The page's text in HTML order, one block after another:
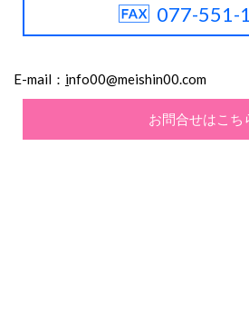
077-551-
E-mail： info00@meishin00.com
お問合せはこち